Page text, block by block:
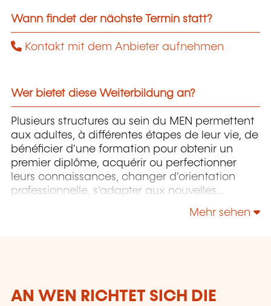
Wann findet der nächste Termin statt?
Kontakt mit dem Anbieter aufnehmen
Wer bietet diese Weiterbildung an?
Plusieurs structures au sein du MEN permettent
aux adultes, à différentes étapes de leur vie, de
bénéficier d'une formation pour obtenir un
premier diplôme, acquérir ou perfectionner
leurs connaissances, changer d'orientation
professionnelle, s'adapter aux nouvelles
technologies, enrichir leur culture personnelle...
Mehr sehen
AN WEN RICHTET SICH DIE